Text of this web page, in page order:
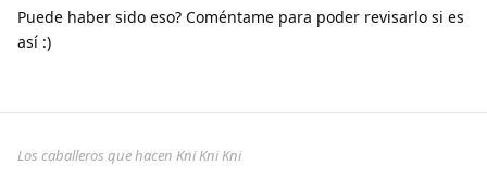
Puede haber sido eso? Coméntame para poder revisarlo si es
así :)
Los caballeros que hacen Kni Kni Kni